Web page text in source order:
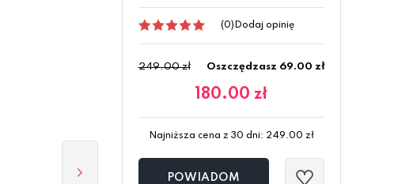
(0) Dodaj opinię
249.00 zł Oszczędzasz 69.00 zł
180.00 zł
Najniższa cena z 30 dni: 249.00 zł
POWIADOM